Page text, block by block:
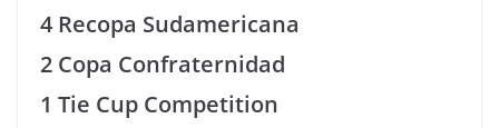
4 Recopa Sudamericana
2 Copa Confraternidad
1 Tie Cup Competition